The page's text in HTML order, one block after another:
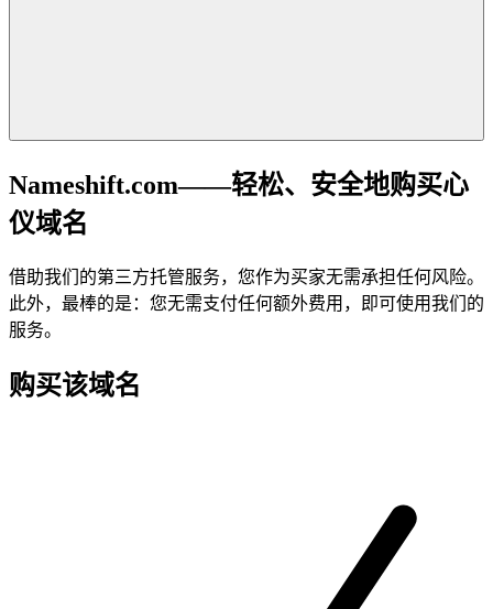
Nameshift.com——轻松、安全地购买心
仪域名
借助我们的第三方托管服务，您作为买家无需承担任何风险。
此外，最棒的是：您无需支付任何额外费用，即可使用我们的
服务。
购买该域名